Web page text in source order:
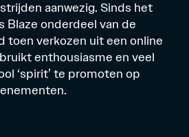
aanwezig. Sinds het
Blaze onderdeel van de
toen verkozen uit een online
enthousiasme en veel
‘spirit’ te promoten op